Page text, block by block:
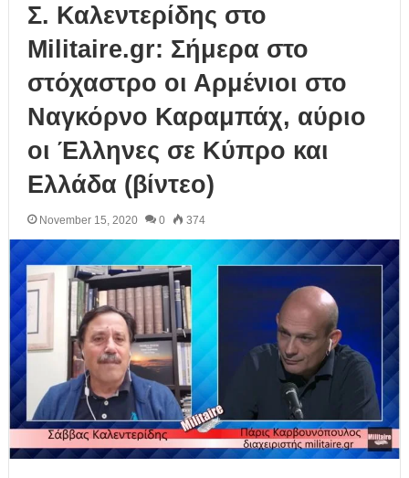
Σ. Καλεντερίδης στο
Militaire.gr: Σήμερα στο
στόχαστρο οι Αρμένιοι στο
Ναγκόρνο Καραμπάχ, αύριο
οι Έλληνες σε Κύπρο και
Ελλάδα (βίντεο)
November 15, 2020 0 374